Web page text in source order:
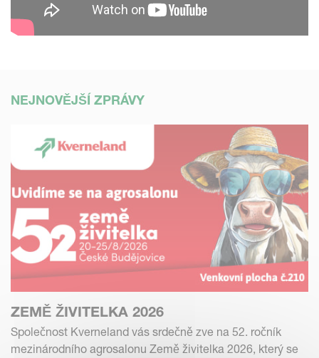
NEJNOVĚJŠÍ ZPRÁVY
ZEMĚ ŽIVITELKA 2026
Společnost Kverneland vás srdečně zve na 52. ročník
mezinárodního agrosalonu Země živitelka 2026, který se